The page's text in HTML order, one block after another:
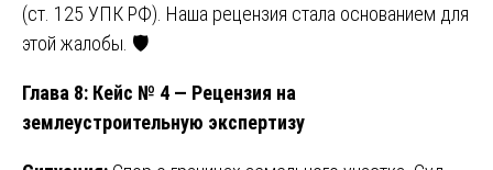
(ст. 125 УПК РФ). Наша рецензия стала основанием для
этой жалобы. 🛡️
Глава 8: Кейс № 4 — Рецензия на
землеустроительную экспертизу